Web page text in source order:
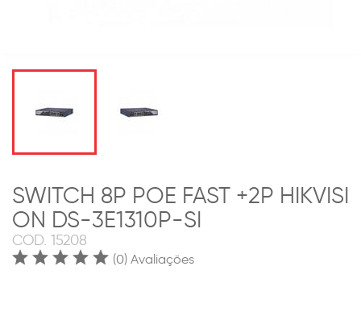
SWITCH 8P POE FAST +2P HIKVISI
ON DS-3E1310P-SI
COD. 15208
(0) Avaliações